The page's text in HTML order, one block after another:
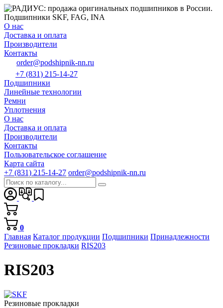
О нас
Доставка и оплата
Производители
Контакты
order@podshipnik-nn.ru
+7 (831) 215-14-27
Подшипники
Линейные технологии
Ремни
Уплотнения
О нас
Доставка и оплата
Производители
Контакты
Пользовательское соглашение
Карта сайта
+7 (831) 215-14-27 order@podshipnik-nn.ru
0
Главная Каталог продукции Подшипники Принадлежности
Резиновые прокладки RIS203
RIS203
Резиновые прокладки